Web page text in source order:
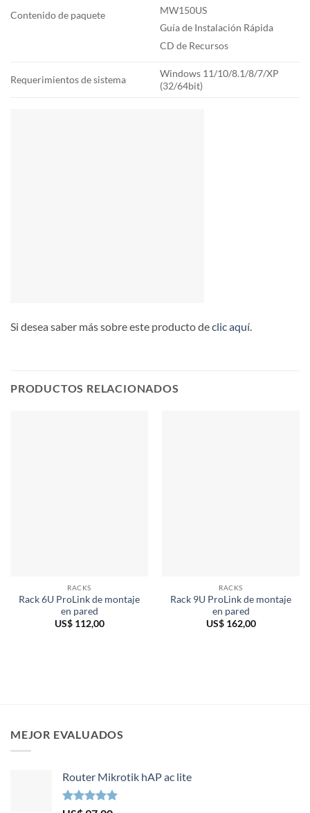
Contenido de paquete
MW150US
Guía de Instalación Rápida
CD de Recursos
Requerimientos de sistema
Windows 11/10/8.1/8/7/XP
(32/64bit)
Si desea saber más sobre este producto declic aquí.
PRODUCTOS RELACIONADOS
RACKS
Rack 6U ProLink de montaje
en pared
US$112,00
RACKS
Rack 9U ProLink de montaje
en pared
US$162,00
MEJOR EVALUADOS
Router Mikrotik hAP ac lite